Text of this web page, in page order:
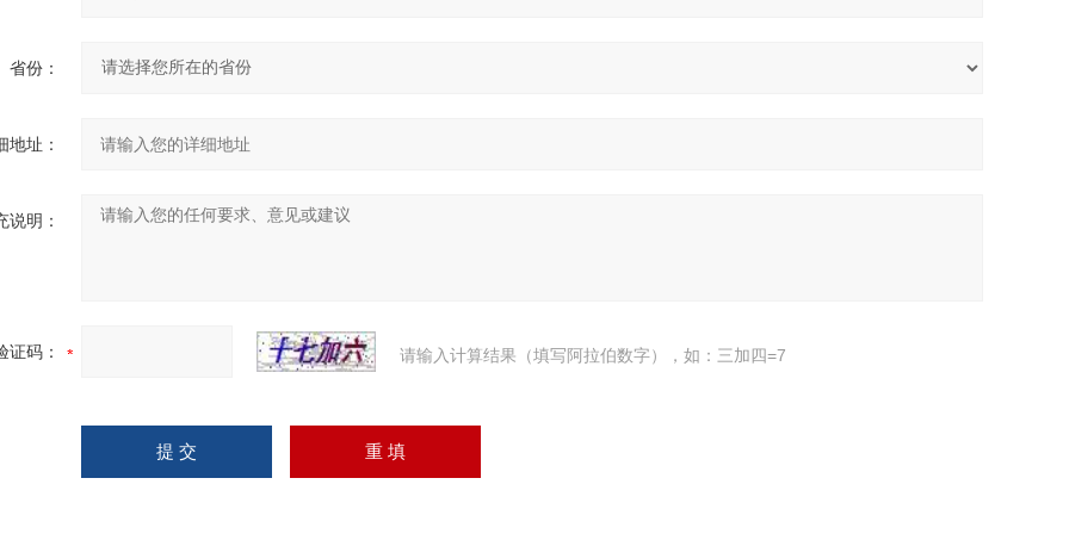
省份：
地址：
说明：
证码： 请输入计算结果（填写阿拉伯数字），如：三加四=7